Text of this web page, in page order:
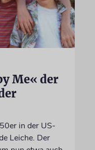
Me« der
in der US-
Leiche. Der